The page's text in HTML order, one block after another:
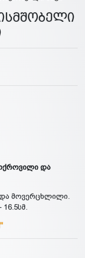
და
მოვერცხლილი.
16.5სმ.